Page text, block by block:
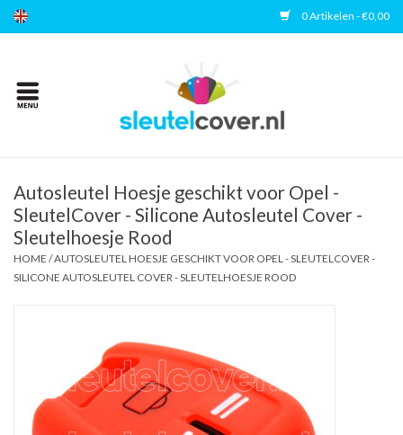
0 Artikelen - €0,00
Home
Accessoires
Veelgestelde vragen
Autosleutel Hoesje geschikt voor Opel -
SleutelCover - Silicone Autosleutel Cover -
Sleutelhoesje Rood
HOME /AUTOSLEUTEL HOESJE GESCHIKT VOOR OPEL - SLEUTELCOVER -
SILICONE AUTOSLEUTEL COVER - SLEUTELHOESJE ROOD